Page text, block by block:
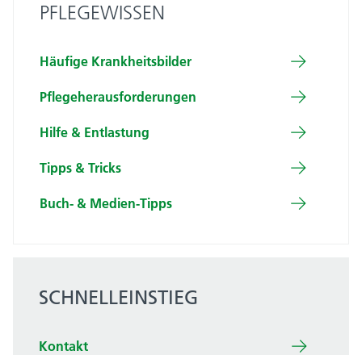
PFLEGEWISSEN
Häufige Krank­heits­bilder
Pflege­heraus­for­derungen
Hilfe & Entlastung
Tipps & Tricks
Buch- & Medien-Tipps
SCHNELLEINSTIEG
Kontakt